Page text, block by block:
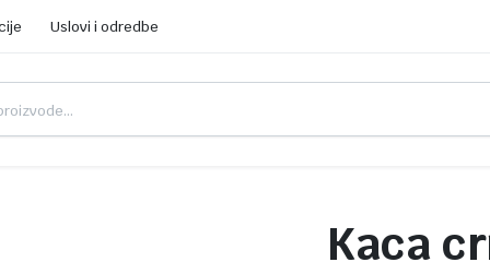
Uslovi i odredbe
Kaca